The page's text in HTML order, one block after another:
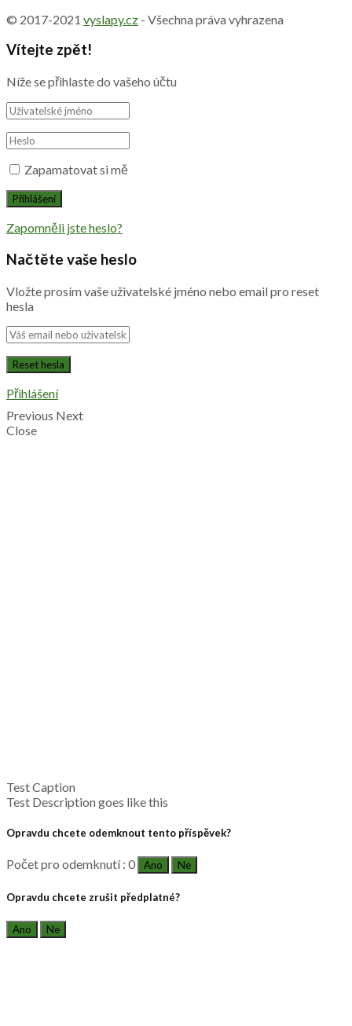
© 2017-2021 vyslapy.cz - Všechna práva vyhrazena
Vítejte zpět!
Níže se přihlaste do vašeho účtu
Zapamatovat si mě
Zapomněli jste heslo?
Načtěte vaše heslo
Vložte prosím vaše uživatelské jméno nebo email pro reset
hesla
Přihlášení
Previous Next
Close
Test Caption
Test Description goes like this
Opravdu chcete odemknout tento příspěvek?
Počet pro odemknutí : 0 Ano Ne
Opravdu chcete zrušit předplatné?
Ano Ne